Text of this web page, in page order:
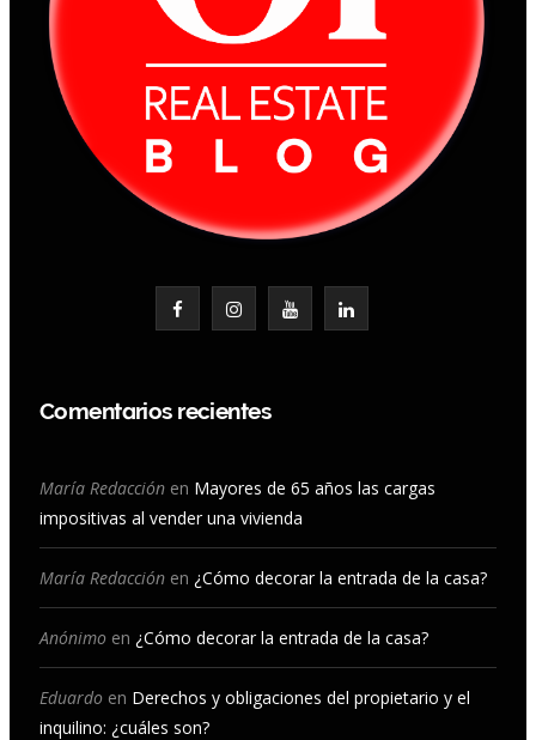
b
o
o
I
a
g
r
m
Y
u
b
e
L
e
I
Comentarios recientes
María Redacción en Mayores de 65 años las cargas
impositivas al vender una vivienda
María Redacción en ¿Cómo decorar la entrada de la casa?
Anónimo en ¿Cómo decorar la entrada de la casa?
Eduardo en Derechos y obligaciones del propietario y el
inquilino: ¿cuáles son?